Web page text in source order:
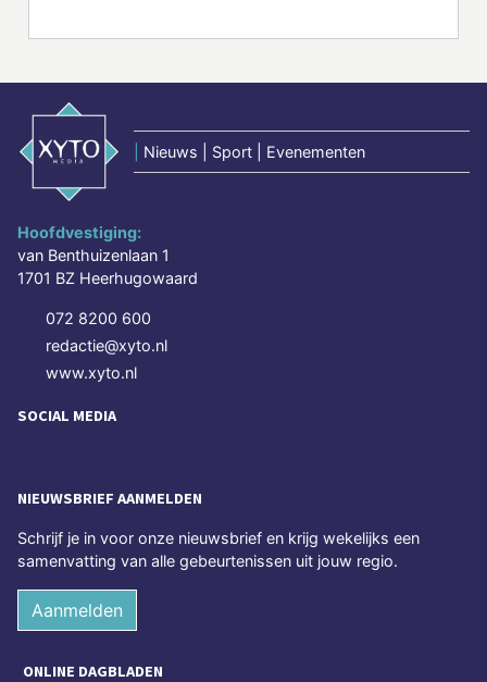
Nieuws | Sport | Evenementen
Hoofdvestiging:
van Benthuizenlaan 1
1701 BZ Heerhugowaard
072 8200 600
redactie@xyto.nl
www.xyto.nl
SOCIAL MEDIA
NIEUWSBRIEF AANMELDEN
Schrijf je in voor onze nieuwsbrief en krijg wekelijks een
samenvatting van alle gebeurtenissen uit jouw regio.
Aanmelden
ONLINE DAGBLADEN